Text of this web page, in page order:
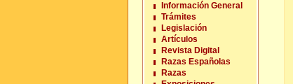
Información General
Trámites
Legislación
Artículos
Revista Digital
Razas Españolas
Razas